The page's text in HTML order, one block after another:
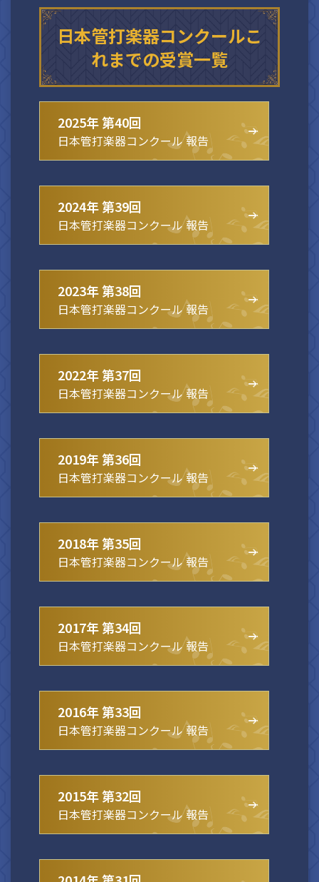
日本管打楽器コンクールこ
れまでの受賞一覧
2025年 第40回
日本管打楽器コンクール 報告
2024年 第39回
日本管打楽器コンクール 報告
2023年 第38回
日本管打楽器コンクール 報告
2022年 第37回
日本管打楽器コンクール 報告
2019年 第36回
日本管打楽器コンクール 報告
2018年 第35回
日本管打楽器コンクール 報告
2017年 第34回
日本管打楽器コンクール 報告
2016年 第33回
日本管打楽器コンクール 報告
2015年 第32回
日本管打楽器コンクール 報告